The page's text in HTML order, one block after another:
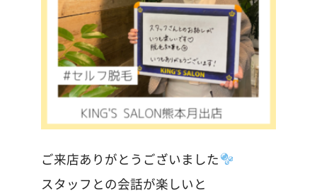
ご来店ありがとうございました
スタッフとの会話が楽しいと